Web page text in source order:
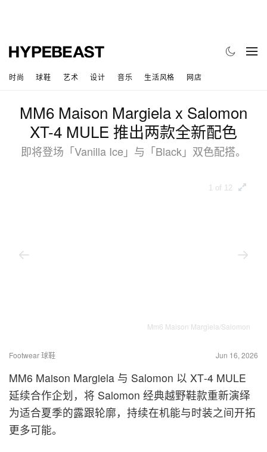
时尚 球鞋 艺术 设计 音乐 生活风格 网店
MM6 Maison Margiela x Salomon
XT-4 MULE 推出两款全新配色
即将登场「Vanilla Ice」与「Black」双色配搭。
1 of 12
Mm6 Maison Margiela/Salomon
Footwear 球鞋 Jun 16, 2026
MM6 Maison Margiela 与 Salomon 以 XT‑4 MULE
延续合作企划，将 Salomon 经典越野鞋款重新演绎
为适合夏季的露跟轮廓，持续在机能与时装之间开拓
更多可能。